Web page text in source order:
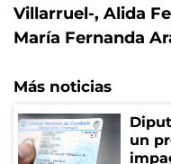
Villarruel-, Alida
María Fernanda
Más noticias
un